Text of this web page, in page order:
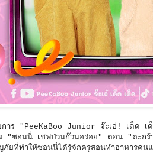
าร "PeeKaBoo Junior จ๊ะเอ๋! เด็ด
ซอนนี่ เชฟป่วนก๊วนอร่อย" ตอน "ตะกร้า
ภัยที่ทำให้ซอนนี่ได้รู้จักครูสอนทำอาหารค